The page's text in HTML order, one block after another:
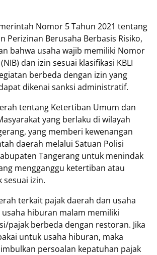
Nomor 5 Tahun 2021 tentang
Perizinan Berusaha Berbasis Risiko,
bahwa usaha wajib memiliki Nomor
dan izin sesuai klasifikasi KBLI
berbeda dengan izin yang
dikenai sanksi administratif.
tentang Ketertiban Umum dan
yang berlaku di wilayah
yang memberi kewenangan
daerah melalui Satuan Polisi
Tangerang untuk menindak
mengganggu ketertiban atau
sesuai izin.
terkait pajak daerah dan usaha
hiburan malam memiliki
pajak berbeda dengan restoran. Jika
untuk usaha hiburan, maka
persoalan kepatuhan pajak